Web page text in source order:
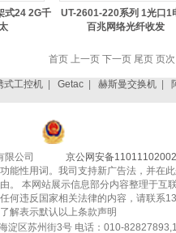
式24 2G千
UT-2601-220系列 1光口1
百兆网络光纤收发
首页 上一页 下一页 尾页 页
式工控机| Getac| 赫斯曼交换机|
限公司 京公网安备
能性用词。我司支持新广告法，并在
。 本网站展示信息部分内容整理于
何违反国家相关法律的内容，请联
解表示默认以上条款声明
淀区苏州街3号 电话：010-